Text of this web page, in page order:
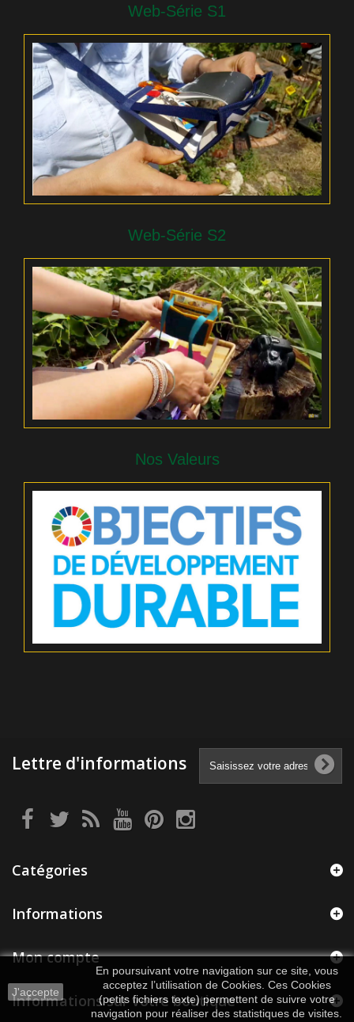
Web-Série S1
Web-Série S2
Nos Valeurs
Lettre d'informations
Catégories
Informations
J'accepte
En poursuivant votre navigation sur ce site, vous
acceptez l’utilisation de Cookies. Ces Cookies
(petits fichiers texte) permettent de suivre votre
navigation pour réaliser des statistiques de visites.
Mon compte
Informations sur votre boutique